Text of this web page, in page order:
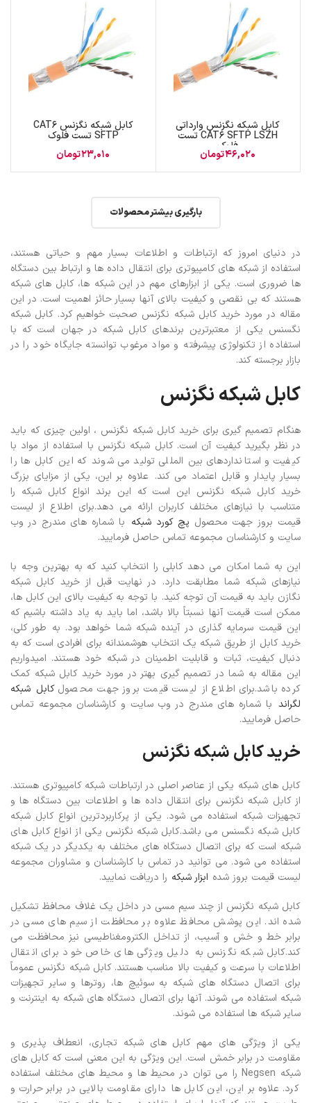
کابل شبکه نگزنس وارداتی
CAT6 SFTP LSZH تست
فلوک
46,020تومان
کابل شبکه نگزنس CAT6
SFTP تست فلوک
23,010تومان
بارگیری بیشتر محصولات
در دنیای امروز که ارتباطات و اطلاعات بسیار مهم و حیاتی هستند،
استفاده از شبکه های کامپیوتری برای انتقال داده ها و ارتباط بین دستگاه
ها ضروری است. یکی از ابزارهای مهم در این شبکه ها، کابل های شبکه
هستند که بی نقصی و کیفیت بالای آنها بسیار حائز اهمیت است. در این
مقاله در مورد خرید کابل شبکه نگزنس صحبت خواهیم کرد. کابل شبکه
نگسنس یکی از معتبرترین برندهای کابل شبکه در جهان است که با
استفاده از تکنولوژی پیشرفته و مواد مرغوب توانسته جایگاه خود را در
بازار برجسته کند.
کابل شبکه نگزنس
هنگام تصمیم گیری برای خرید کابل شبکه نگزنس ، اولین چیزی که باید
در نظر بگیرید کیفیت آن است. کابل شبکه نگزنس با استفاده از مواد با
کیفیت و استانداردهای بین المللی تولید می شوند که این کابل ها را
بسیار پایدار و قابل اعتماد می کند. علاوه بر این، یکی از مزایای بزرگ
خرید کابل شبکه نگزنس این است که این برند انواع کابل شبکه را
متناسب با نیازهای مختلف کاربران ارائه می دهد.برای اطلاع از لیست
قیمت بروز جهت محصول پچ کورد شبکه با شماره های مندرج در وب
سایت و کارشناسان مجموعه تماس حاصل فرمایید.
این به شما امکان می دهد کابلی را انتخاب کنید که به بهترین وجه با
نیازهای شبکه شما مطابقت دارد. در نهایت قبل از خرید کابل شبکه
نگازن باید به قیمت آن توجه کنید. با توجه به کیفیت بالای این کابل ها،
ممکن است قیمت آنها نسبتاً بالا باشد، اما باید به یاد داشته باشیم که
این قیمت سرمایه گذاری در آینده شبکه شما خواهد بود. به طور کلی،
خرید کابل از طریق شبکه یک انتخاب هوشمندانه برای افرادی است که به
دنبال کیفیت، ثبات و قابلیت اطمینان در شبکه خود هستند. امیدواریم
این مقاله به شما در تصمیم گیری بهتر در مورد خرید کابل شبکه کمک
کرده باشد.برای اطلاع از لیست قیمت بروز جهت محصولکابل شبکه
لگراند با شماره های مندرج در وب سایت و کارشناسان مجموعه تماس
حاصل فرمایید.
خرید کابل شبکه نگزنس
کابل های شبکه یکی از عناصر اصلی در ارتباطات شبکه کامپیوتری هستند.
از کابل شبکه نگزنس برای انتقال داده ها و اطلاعات بین دستگاه ها و
تجهیزات شبکه استفاده می شود. یکی از پرکاربردترین انواع کابل شبکه
کابل شبکه نگسنس می باشد.کابل شبکه نگزنس یکی از انواع کابل های
شبکه است که برای اتصال دستگاه های مختلف به یکدیگر در یک شبکه
استفاده می شود. می توانید در تماس با کارشناسان و مشاوران مجموعه
لیست قیمت بروز شده ابزار شبکه را دریافت نمایید.
کابل شبکه نگزنس از چند سیم مسی در داخل یک غلاف محافظ تشکیل
شده اند. این پوشش محافظ علاوه بر محافظت از سیم های مسی در
برابر خط و خش و آسیب، از تداخل الکترومغناطیسی نیز محافظت می
کند.کابل شبکه نگزنس به دلیل ویژگی های خاص خود برای انتقال
اطلاعات با سرعت و کیفیت بالا مناسب هستند. کابل شبکه نگزنس عموماً
برای اتصال دستگاه های شبکه به سوئیچ ها، روترها و سایر تجهیزات
شبکه استفاده می شوند. آنها برای اتصال دستگاه های شبکه به اینترنت و
سایر شبکه ها استفاده می شوند.
یکی از ویژگی های مهم کابل های شبکه تجاری، انعطاف پذیری و
مقاومت در برابر خمش است. این ویژگی به این معنی است که کابل های
شبکه Negsen را می توان در محیط ها و محیط های مختلف استفاده
کرد. علاوه بر این، این کابل ها دارای مقاومت بالایی در برابر حرارت و